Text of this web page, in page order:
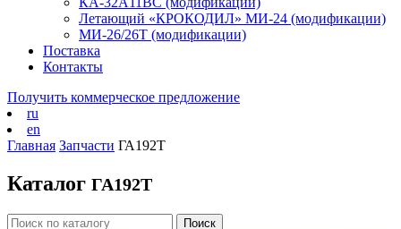
Летающий «КРОКОДИЛ» МИ-24 (модификации)
МИ-26/26Т (модификации)
Поставка
Контакты
Получить коммерческое предложение
ru
en
Главная Запчасти ГА192Т
Каталог ГА192Т